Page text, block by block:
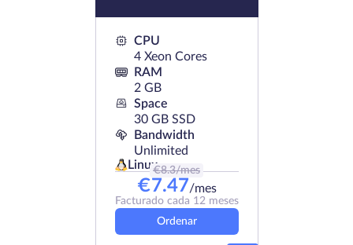
CPU
4 Xeon Cores
RAM
2 GB
Space
30 GB SSD
Bandwidth
Unlimited
Linux€8.3/mes
€7.47/mes
Facturado cada 12 meses
Ordenar